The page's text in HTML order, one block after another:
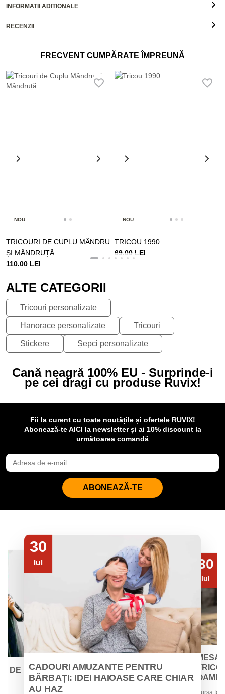
INFORMATII ADITIONALE
RECENZII
FRECVENT CUMPĂRATE ÎMPREUNĂ
NOU
TRICOURI DE CUPLU MÂNDRU
ȘI MÂNDRUȚĂ
110.00 LEI
NOU
TRICOU 1990
69.00 LEI
ALTE CATEGORII
Tricouri personalizate
Hanorace personalizate Tricouri
Stickere Șepci personalizate
Cană neagră 100% EU - Surprinde-i
pe cei dragi cu produse Ruvix!
Fii la curent cu toate noutățile și ofertele RUVIX!
Abonează-te AICI la newsletter și ai 10% discount la
următoarea comandă
ABONEAZĂ-TE
DE
30
Iul
CADOURI AMUZANTE PENTRU
BĂRBAȚI: IDEI HAIOASE CARE CHIAR
AU HAZ
30
Iul
Sursa